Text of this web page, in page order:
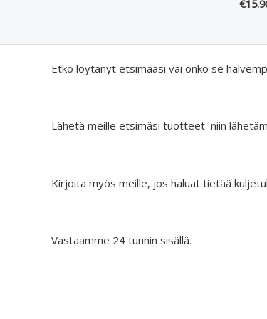
€
Etkö löytänyt etsimääsi vai onko se
Lähetä meille etsimäsi tuotteet niin
Kirjoita myös meille, jos haluat tietää
Vastaamme 24 tunnin sisällä.